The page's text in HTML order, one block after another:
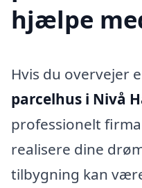
hjælpe
Hvis du overvejer
parcelhus i Nivå
professionelt
realisere dine
tilbygning kan